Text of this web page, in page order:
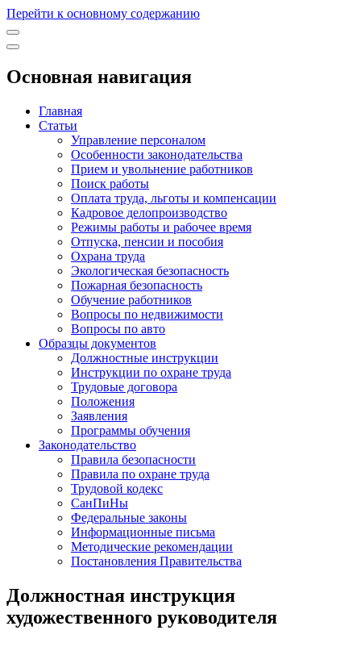
Перейти к основному содержанию
Основная навигация
Главная
Статьи
Управление персоналом
Особенности законодательства
Прием и увольнение работников
Поиск работы
Оплата труда, льготы и компенсации
Кадровое делопроизводство
Режимы работы и рабочее время
Отпуска, пенсии и пособия
Охрана труда
Экологическая безопасность
Пожарная безопасность
Обучение работников
Вопросы по недвижимости
Вопросы по авто
Образцы документов
Должностные инструкции
Инструкции по охране труда
Трудовые договора
Положения
Заявления
Программы обучения
Законодательство
Правила безопасности
Правила по охране труда
Трудовой кодекс
СанПиНы
Федеральные законы
Информационные письма
Методические рекомендации
Постановления Правительства
Должностная инструкция
художественного руководителя